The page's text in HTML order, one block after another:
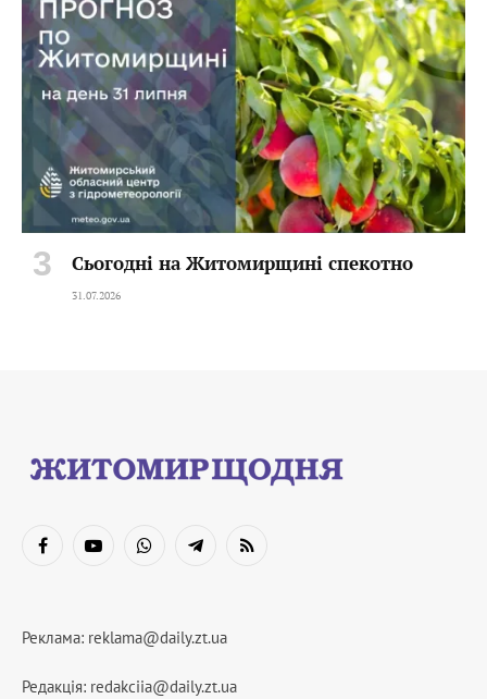
Сьогодні на Житомирщині спекотно
31.07.2026
FacebookYouTubeWhatsAppTelegramRSS
Реклама: reklama@daily.zt.ua
Редакція: redakciia@daily.zt.ua